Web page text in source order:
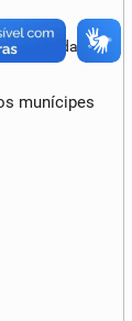
munícipes